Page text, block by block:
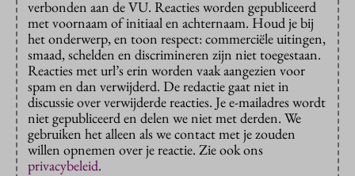
verbonden aan de VU. Reacties worden gepubliceerd
met voornaam of initiaal en achternaam. Houd je bij
het onderwerp, en toon respect: commerciële uitingen,
smaad, schelden en discrimineren zijn niet toegestaan.
Reacties met url’s erin worden vaak aangezien voor
spam en dan verwijderd. De redactie gaat niet in
discussie over verwijderde reacties. Je e-mailadres wordt
niet gepubliceerd en delen we niet met derden. We
gebruiken het alleen als we contact met je zouden
willen opnemen over je reactie. Zie ook ons
privacybeleid.